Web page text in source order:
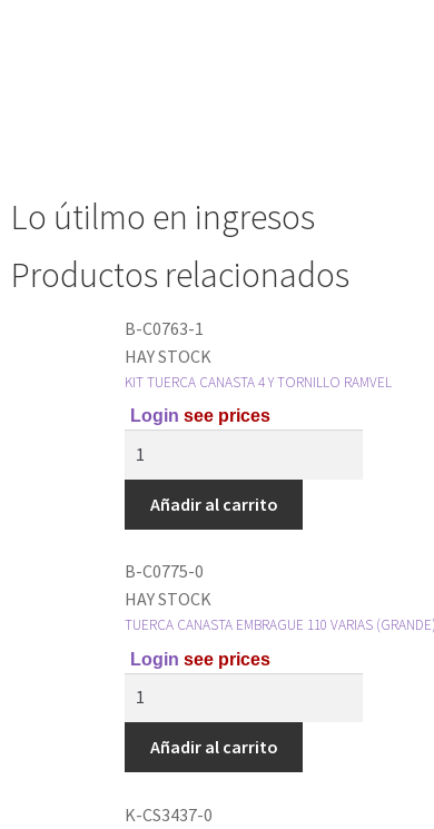
Lo útilmo en ingresos
Productos relacionados
B-C0763-1
HAY STOCK
KIT TUERCA CANASTA 4 Y TORNILLO RAMVEL
Login see prices
Añadir al carrito
B-C0775-0
HAY STOCK
TUERCA CANASTA EMBRAGUE 110 VARIAS
Login see prices
Añadir al carrito
K-CS3437-0